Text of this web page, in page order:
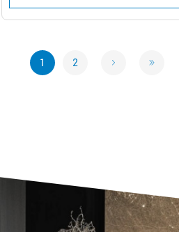
1 2